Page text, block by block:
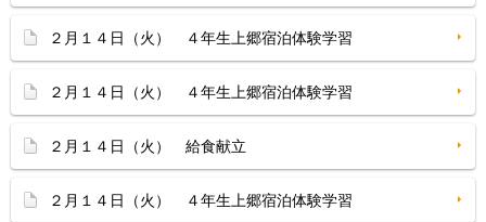
２月１４日（火） ４年生上郷宿泊体験学習
２月１４日（火） ４年生上郷宿泊体験学習
２月１４日（火） 給食献立
２月１４日（火） ４年生上郷宿泊体験学習